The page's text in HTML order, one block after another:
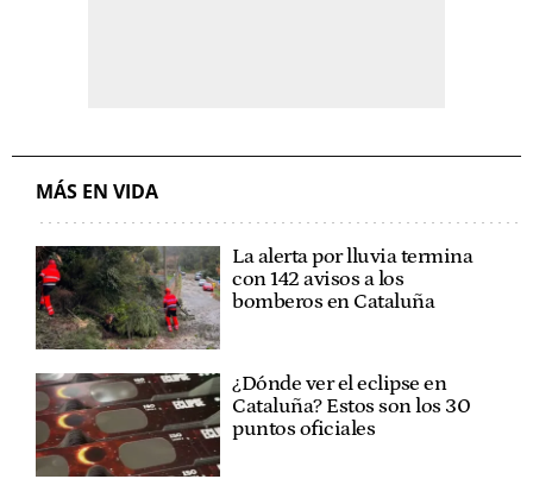
MÁS EN VIDA
La alerta por lluvia termina
con 142 avisos a los
bomberos en Cataluña
¿Dónde ver el eclipse en
Cataluña? Estos son los 30
puntos oficiales